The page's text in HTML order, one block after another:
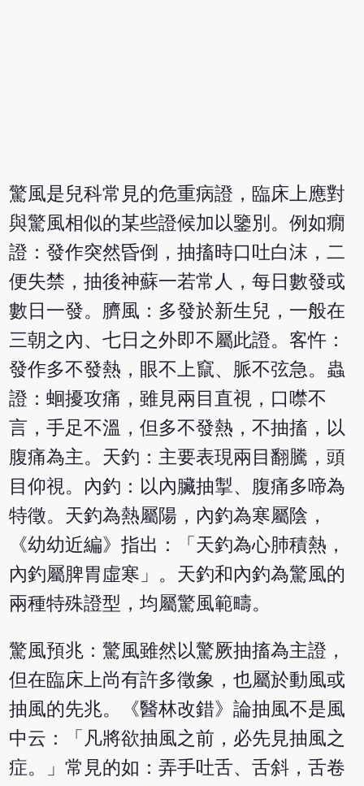
驚風是兒科常見的危重病證，臨床上應對
與驚風相似的某些證候加以鑒別。例如癇
證：發作突然昏倒，抽搐時口吐白沫，二
便失禁，抽後神蘇一若常人，每日數發或
數日一發。臍風：多發於新生兒，一般在
三朝之內、七日之外即不屬此證。客忤：
發作多不發熱，眼不上竄、脈不弦急。蟲
證：蛔擾攻痛，雖見兩目直視，口噤不
言，手足不溫，但多不發熱，不抽搐，以
腹痛為主。天釣：主要表現兩目翻騰，頭
目仰視。內釣：以內臟抽掣、腹痛多啼為
特徵。天釣為熱屬陽，內釣為寒屬陰，
《幼幼近編》指出：「天釣為心肺積熱，
內釣屬脾胃虛寒」。天釣和內釣為驚風的
兩種特殊證型，均屬驚風範疇。
驚風預兆：驚風雖然以驚厥抽搐為主證，
但在臨床上尚有許多徵象，也屬於動風或
抽風的先兆。《醫林改錯》論抽風不是風
中云：「凡將欲抽風之前，必先見抽風之
症。」常見的如：弄手吐舌、舌斜，舌卷